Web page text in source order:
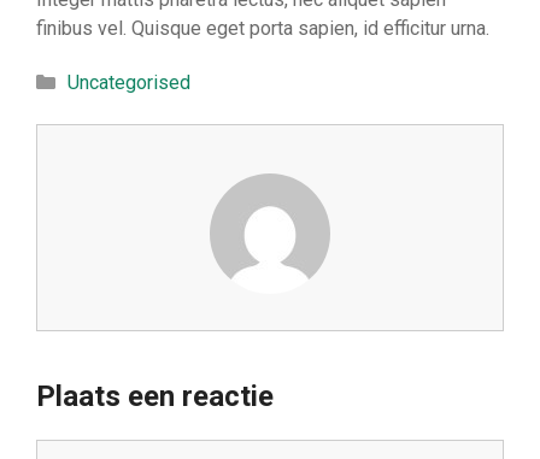
finibus vel. Quisque eget porta sapien, id efficitur urna.
Categorieën
Uncategorised
Plaats een reactie